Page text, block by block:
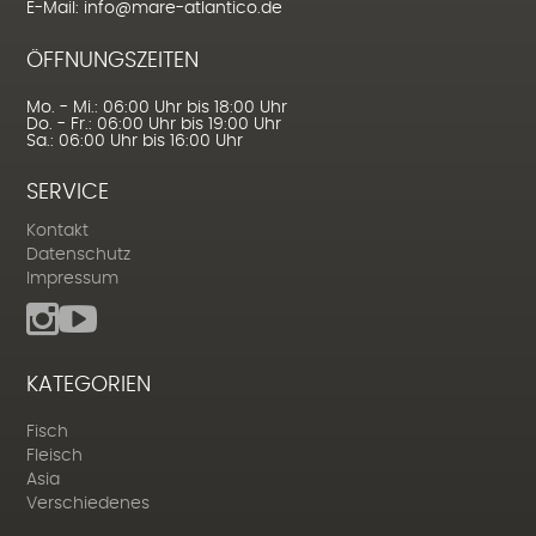
E-Mail: info@mare-atlantico.de
ÖFFNUNGSZEITEN
Mo. - Mi.: 06:00 Uhr bis 18:00 Uhr
Do. - Fr.: 06:00 Uhr bis 19:00 Uhr
Sa.: 06:00 Uhr bis 16:00 Uhr
SERVICE
Kontakt
Datenschutz
Impressum
KATEGORIEN
Fisch
Fleisch
Asia
Verschiedenes